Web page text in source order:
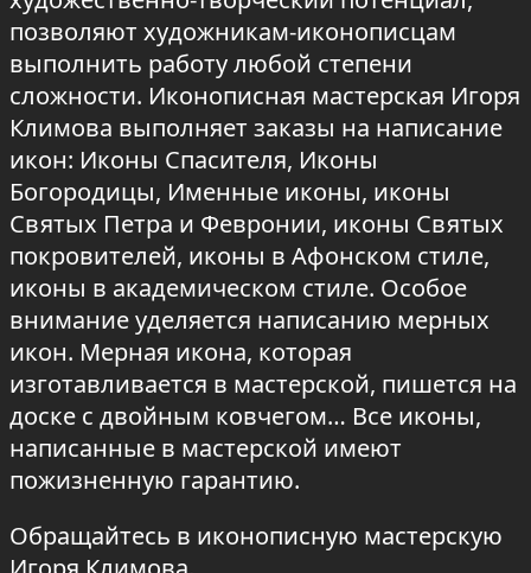
позволяют художникам-иконописцам
выполнить работу любой степени
сложности. Иконописная мастерская Игоря
Климова выполняет заказы на написание
икон: Иконы Спасителя, Иконы
Богородицы, Именные иконы, иконы
Святых Петра и Февронии, иконы Святых
покровителей, иконы в Афонском стиле,
иконы в академическом стиле. Особое
внимание уделяется написанию мерных
икон. Мерная икона, которая
изготавливается в мастерской, пишется на
доске с двойным ковчегом… Все иконы,
написанные в мастерской имеют
пожизненную гарантию.
Обращайтесь в иконописную мастерскую